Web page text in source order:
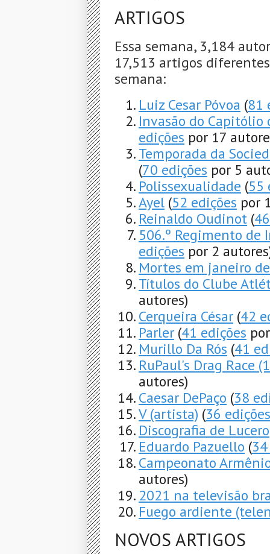
ARTIGOS
Essa semana, 3,184
17,513 artigos
semana:
Luiz Cesar Póvoa (81
Invasão do Capitólio
edições por 17
Temporada da
(70 edições por 5
Polissexualidade (55
Ayel (52 edições por
Reinaldo Oudinot (
506.º Regimento
edições por 2
Mortes em janeiro
Títulos do Clube
autores)
Cerqueira César (42
Parler (41 edições
Murillo Da Rós (41
RuPaul's Drag Race
autores)
Caesar DePaço (38
V (artista) (36 edições
Discografia de Lucero
Eduardo Pazuello (
Campeonato
autores)
2021 na televisão
Fuego ardiente
NOVOS ARTIGOS